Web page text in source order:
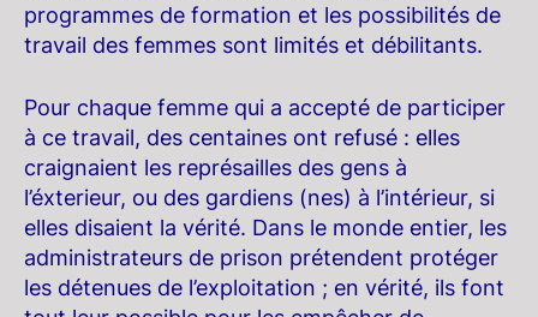
programmes de formation et les possibilités de
travail des femmes sont limités et débilitants.
Pour chaque femme qui a accepté de participer
à ce travail, des centaines ont refusé : elles
craignaient les représailles des gens à
l’éxterieur, ou des gardiens (nes) à l’intérieur, si
elles disaient la vérité. Dans le monde entier, les
administrateurs de prison prétendent protéger
les détenues de l’exploitation ; en vérité, ils font